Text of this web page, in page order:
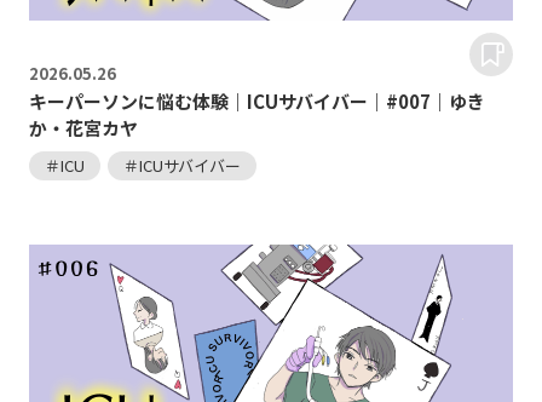
2026.05.26
キーパーソンに悩む体験｜ICUサバイバー｜#007｜ゆき
か・花宮カヤ
＃ICU ＃ICUサバイバー